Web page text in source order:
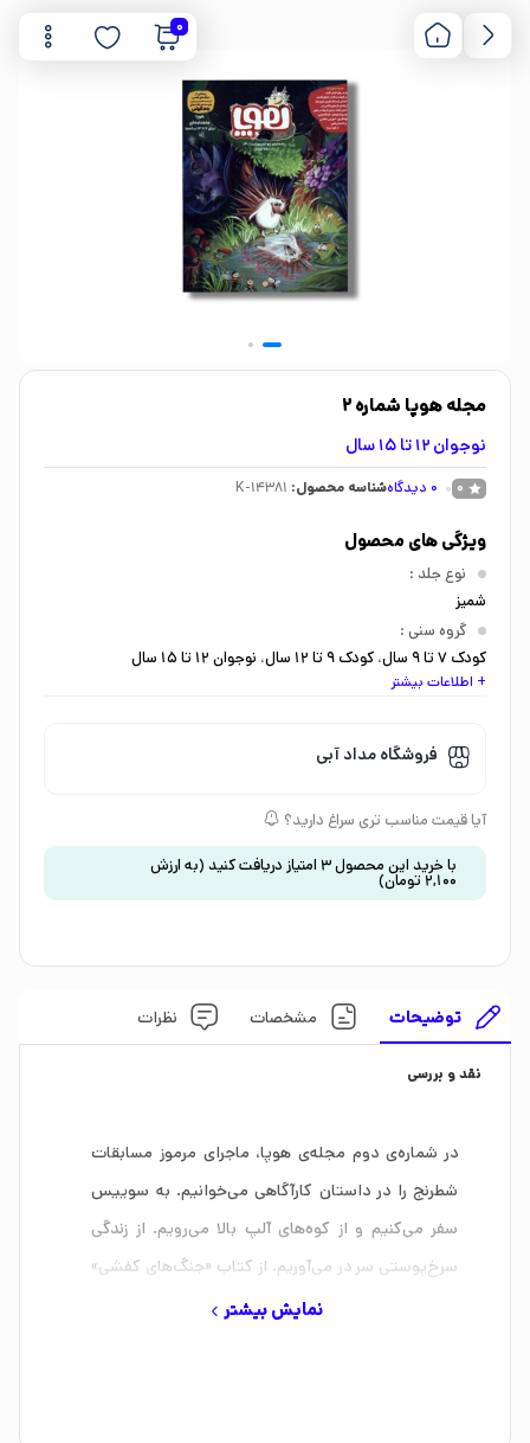
0
مجله هوپا شماره 2
نوجوان 12 تا 15 سال
0
0 دیدگاهشناسه محصول: K-14381
ویژگی های محصول
نوع جلد :
شمیز
گروه سنی :
کودک 7 تا 9 سال
، کودک 9 تا 12 سال ، نوجوان 12 تا 15 سال
نوع کاغذ:
ماه انتشار:
اردیبهشت
1401
ناشر:
+ اطلاعات بیشتر
فروشگاه مداد آبی
آیا قیمت مناسب تری سراغ دارید؟
با خرید این محصول3 امتیاز دریافت کنید (به ارزش
2,100 تومان)
توضیحات مشخصات نظرات
نقد و بررسی
در شماره‌ی دوم مجله‌ی هوپا، ماجرای مرموز مسابقات
شطرنج را در داستان کارآگاهی می‌خوانیم. به سوییس
سفر می‌کنیم و از کوه‌های آلپ بالا می‌رویم. از زندگی
سرخ‌پوستی سر در می‌آوریم. از کتاب «جنگ‌های کفشی»
اثر خانم لیز پیشون رونمایی می‌کنیم. حقیقت‌های
نمایش بیشتر